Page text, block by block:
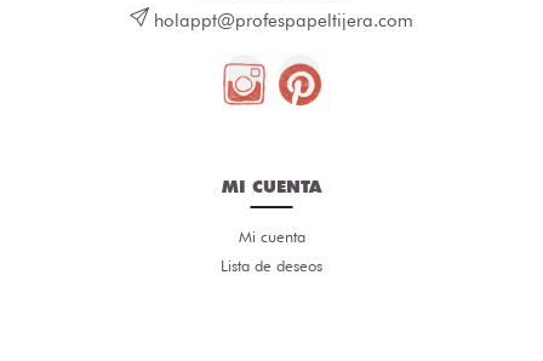
holappt@profespapeltijera.com
MI CUENTA
Mi cuenta
Lista de deseos